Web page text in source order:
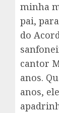
minha
pai,
do
cantor
anos.
anos,